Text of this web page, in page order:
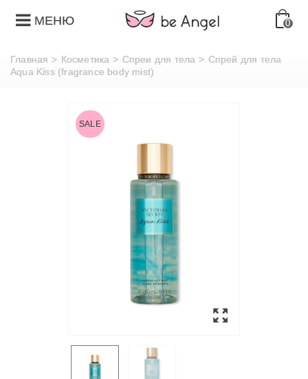
МЕНЮ 0
Главная > Косметика > Спреи для тела > Спрей для тела
Aqua Kiss (fragrance body mist)
SALE